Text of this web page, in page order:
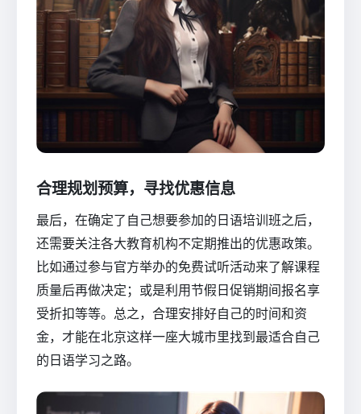
合理规划预算，寻找优惠信息
最后，在确定了自己想要参加的日语培训班之后，
还需要关注各大教育机构不定期推出的优惠政策。
比如通过参与官方举办的免费试听活动来了解课程
质量后再做决定；或是利用节假日促销期间报名享
受折扣等等。总之，合理安排好自己的时间和资
金，才能在北京这样一座大城市里找到最适合自己
的日语学习之路。